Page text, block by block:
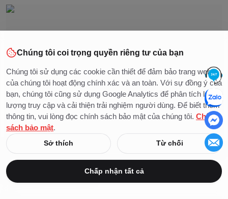
Nghị định 07/2016/NĐ-CP hướng dẫn Luật Thương mại
về...
Nguyễn Ngọc
Chúng tôi coi trọng quyền riêng tư của bạn
Chúng tôi sử dụng các cookie cần thiết để đảm bảo trang web
của chúng tôi hoạt động chính xác và an toàn. Với sự đồng ý của
bạn, chúng tôi cũng sử dụng Google Analytics để phân tích lưu
lượng truy cập và cải thiện trải nghiệm người dùng. Để biết thêm
thông tin, vui lòng đọc chính sách bảo mật của chúng tôi. Chính
sách bảo mật.
Sở thích Từ chối
Chấp nhận tất cả